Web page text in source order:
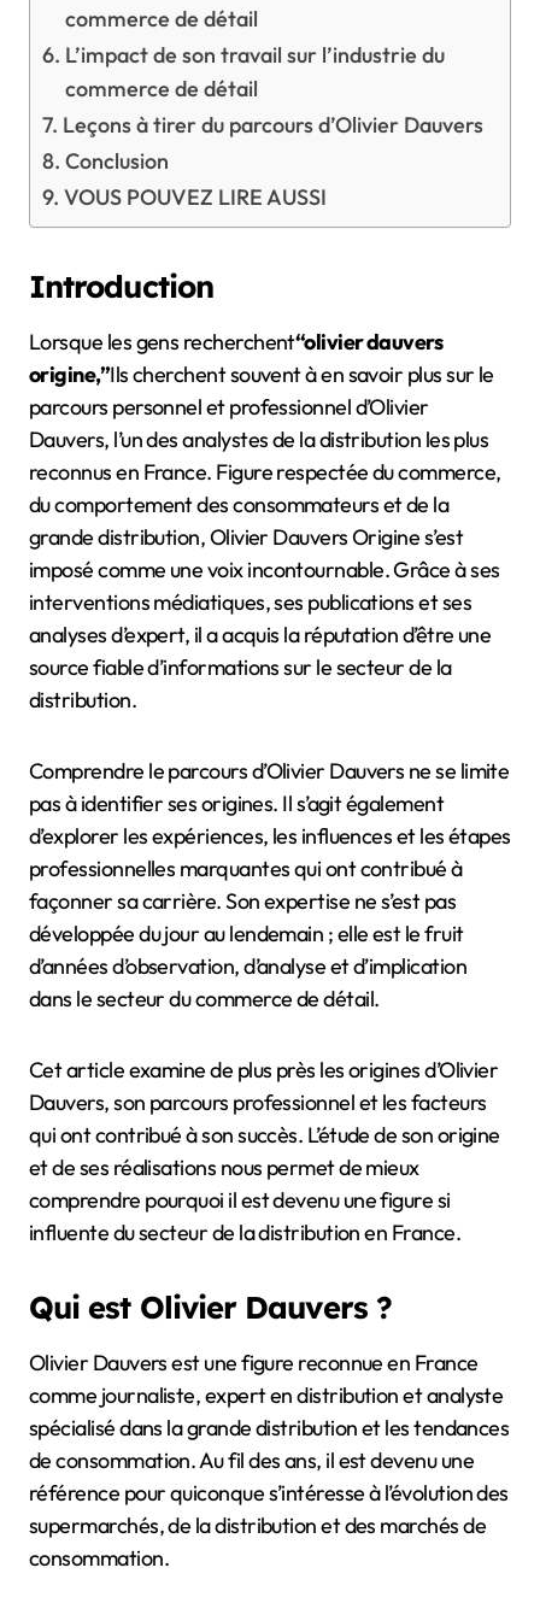
commerce de détail
L’impact de son travail sur l’industrie du
commerce de détail
Leçons à tirer du parcours d’Olivier Dauvers
Conclusion
VOUS POUVEZ LIRE AUSSI
Introduction
Lorsque les gens recherchent“olivier dauvers
origine,”Ils cherchent souvent à en savoir plus sur le
parcours personnel et professionnel d’Olivier
Dauvers, l’un des analystes de la distribution les plus
reconnus en France. Figure respectée du commerce,
du comportement des consommateurs et de la
grande distribution, Olivier Dauvers Origine s’est
imposé comme une voix incontournable. Grâce à ses
interventions médiatiques, ses publications et ses
analyses d’expert, il a acquis la réputation d’être une
source fiable d’informations sur le secteur de la
distribution.
Comprendre le parcours d’Olivier Dauvers ne se limite
pas à identifier ses origines. Il s’agit également
d’explorer les expériences, les influences et les étapes
professionnelles marquantes qui ont contribué à
façonner sa carrière. Son expertise ne s’est pas
développée du jour au lendemain ; elle est le fruit
d’années d’observation, d’analyse et d’implication
dans le secteur du commerce de détail.
Cet article examine de plus près les origines d’Olivier
Dauvers, son parcours professionnel et les facteurs
qui ont contribué à son succès. L’étude de son origine
et de ses réalisations nous permet de mieux
comprendre pourquoi il est devenu une figure si
influente du secteur de la distribution en France.
Qui est Olivier Dauvers ?
Olivier Dauvers est une figure reconnue en France
comme journaliste, expert en distribution et analyste
spécialisé dans la grande distribution et les tendances
de consommation. Au fil des ans, il est devenu une
référence pour quiconque s’intéresse à l’évolution des
supermarchés, de la distribution et des marchés de
consommation.